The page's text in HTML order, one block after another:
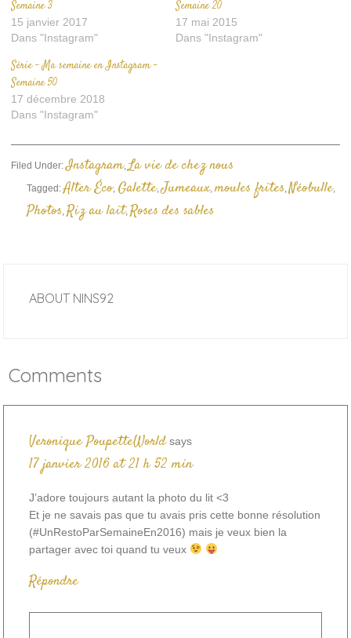
Semaine 3
15 janvier 2017
Dans "Instagram"
Semaine 20
17 mai 2015
Dans "Instagram"
Série – Ma semaine en Instagram –
Semaine 50
17 décembre 2018
Dans "Instagram"
Filed Under:Instagram,La vie de chez nous
Tagged:Alter Éco, Galette,Jumeaux,moules frites,Néobulle,
Photos,Riz au lait,Roses des sables
ABOUT NINS92
Comments
Veronique PoupetteWorld says
17 janvier 2016 at 21 h 52 min
J’adore toujours autant la photo du lit <3
Et je ne savais pas que tu avais pris cette bonne résolution
(#UnRestoParSemaineEn2016) mais je veux bien la
partager avec toi quand tu veux
Répondre